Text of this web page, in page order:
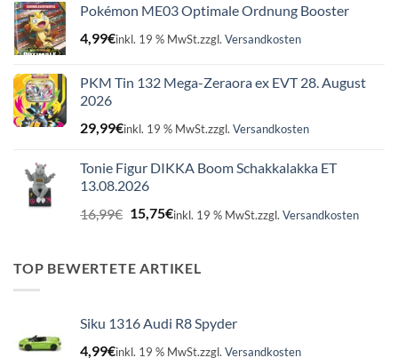
Pokémon ME03 Optimale Ordnung Booster
4,99€inkl. 19 % MwSt.zzgl. Versandkosten
PKM Tin 132 Mega-Zeraora ex EVT 28. August
2026
29,99€inkl. 19 % MwSt.zzgl. Versandkosten
Tonie Figur DIKKA Boom Schakkalakka ET
13.08.2026
16,99€ Ursprünglicher
16,99€
15,75€Aktueller
15,75€.
inkl. 19 % MwSt.zzgl. Versandkosten
TOP BEWERTETE ARTIKEL
Siku 1316 Audi R8 Spyder
4,99€inkl. 19 % MwSt.zzgl. Versandkosten